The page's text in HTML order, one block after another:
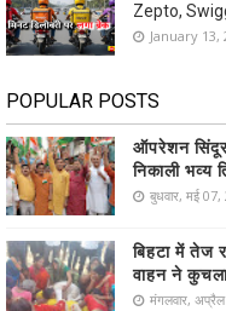
Zepto,
January 13,
POPULAR POSTS
ऑपरेशन
निकाली भव्य
बुधवार, मई
बिहटा में तेज
वाहन ने
मंगलवार,